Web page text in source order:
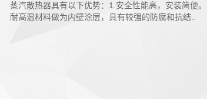
蒸汽散热器具有以下优势：1.安全性能高，安装简便
耐高温材料做为内壁涂层，具有较强的防腐和抗结..